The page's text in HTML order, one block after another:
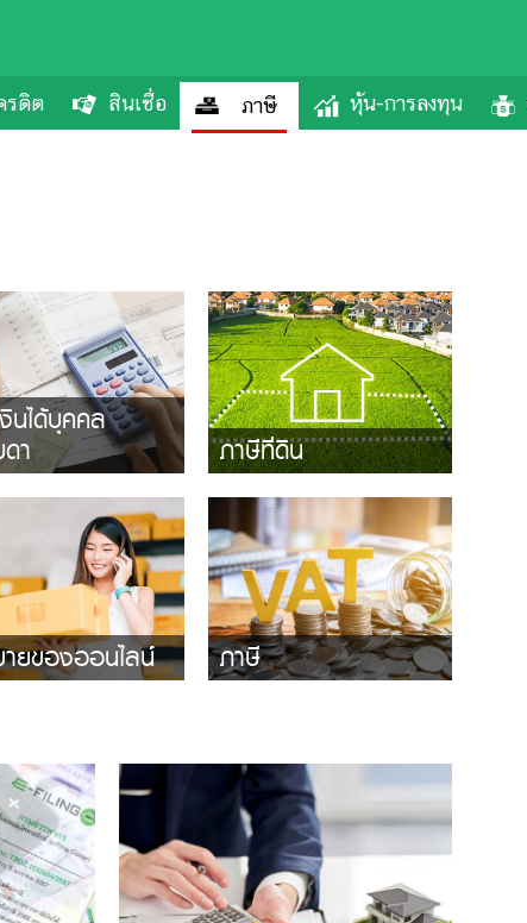
รดิต สินเชื่อ ภาษี หุ้น-การลงทุน
นได้บุคคล
า
ภาษีที่ดิน
ยของออนไลน์ ภาษี